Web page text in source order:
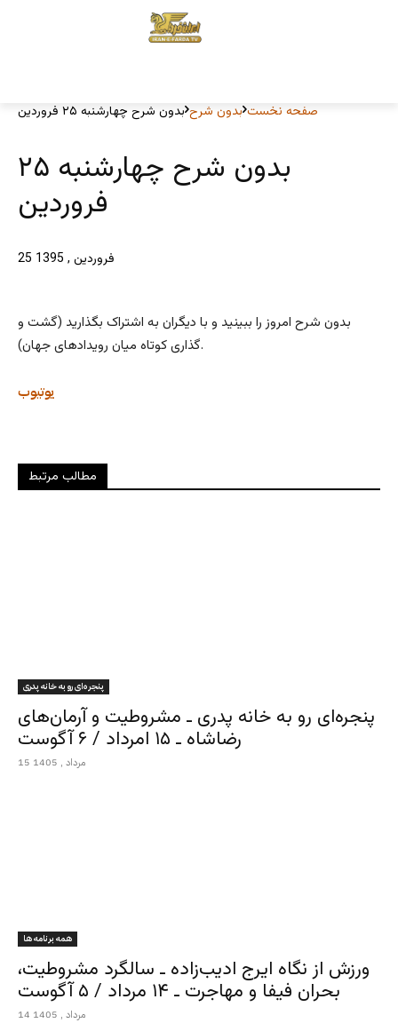
صفحه نخست بدون شرح بدون شرح چهارشنبه ۲۵ فروردین
بدون شرح چهارشنبه ۲۵
فروردین
25 فروردین , 1395
بدون شرح امروز را ببینید و با دیگران به اشتراک بگذارید (گشت و
گذاری کوتاه میان رویدادهای جهان).
یوتیوب
مطالب مرتبط
پنجره‌ای رو به خانه پدری
پنجره‌ای رو به خانه پدری ـ مشروطیت و آرمان‌های
رضاشاه ـ ۱۵ امرداد / ۶ آگوست
15 مرداد , 1405
همه برنامه ها
ورزش از نگاه ایرج ادیب‌زاده ـ سالگرد مشروطیت،
بحران فیفا و مهاجرت ـ ۱۴ مرداد / ۵ آگوست
14 مرداد , 1405